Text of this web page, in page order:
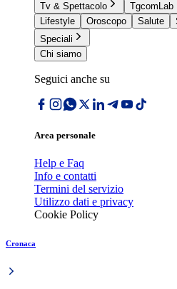
Tv & Spettacolo
TgcomLab
Lifestyle
Oroscopo Salute
Speciali
Chi siamo
Seguici anche su
Area personale
Help e Faq
Info e contatti
Termini del servizio
Utilizzo dati e privacy
Cookie Policy
Cronaca